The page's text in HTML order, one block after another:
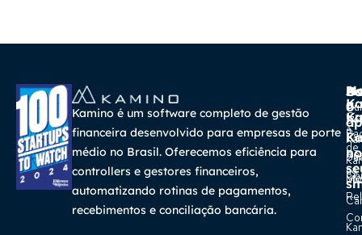
Kamino é um software completo de gestão
financeira desenvolvido para empresas de porte
médio no Brasil. Oferecemos eficiência para
controllers e gestores financeiros,
automatizando rotinas de pagamentos,
recebimentos e conciliação bancária.
A
a
na
a
de
o
no